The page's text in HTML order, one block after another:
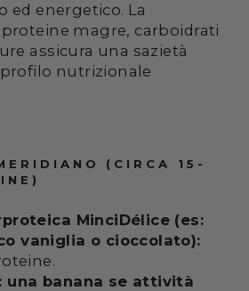
ed energetico. La
magre, carboidrati
assicura una sazietà
nutrizionale
(CIRCA 15-
MinciDélice (es:
vaniglia o cioccolato):
una banana se attività